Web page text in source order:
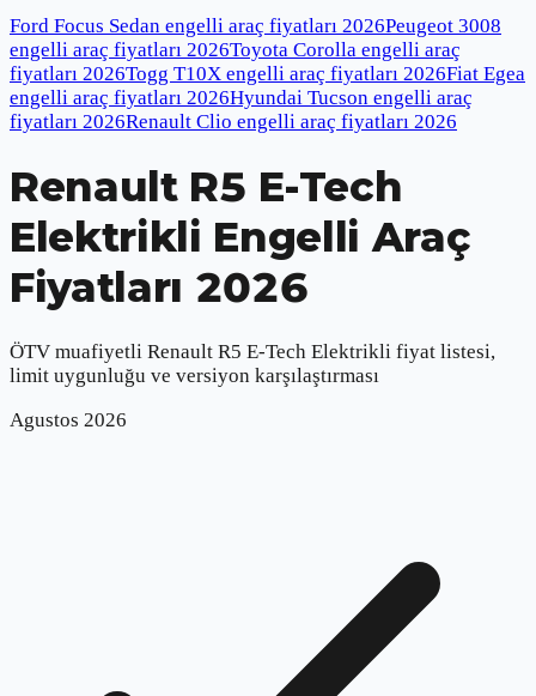
Ford Focus Sedan engelli araç fiyatları 2026Peugeot 3008
engelli araç fiyatları 2026Toyota Corolla engelli araç
fiyatları 2026Togg T10X engelli araç fiyatları 2026Fiat Egea
engelli araç fiyatları 2026Hyundai Tucson engelli araç
fiyatları 2026Renault Clio engelli araç fiyatları 2026
Renault R5 E-Tech
Elektrikli Engelli Araç
Fiyatları 2026
ÖTV muafiyetli Renault R5 E-Tech Elektrikli fiyat listesi,
limit uygunluğu ve versiyon karşılaştırması
Agustos 2026